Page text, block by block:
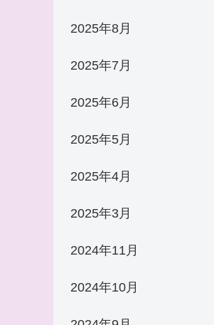
2025年8月
2025年7月
2025年6月
2025年5月
2025年4月
2025年3月
2024年11月
2024年10月